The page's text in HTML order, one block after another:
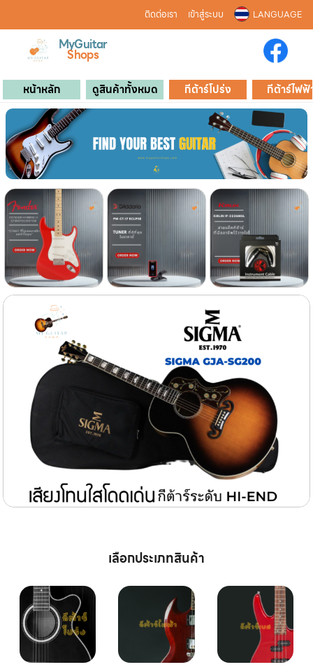
ติดต่อเรา เข้าสู่ระบบ LANGUAGE
MyGuitar
Shops
หน้าหลัก ดูสินค้าทั้งหมด กีต้าร์โปร่ง กีต้าร์ไฟฟ้
เลือกประเภทสินค้า